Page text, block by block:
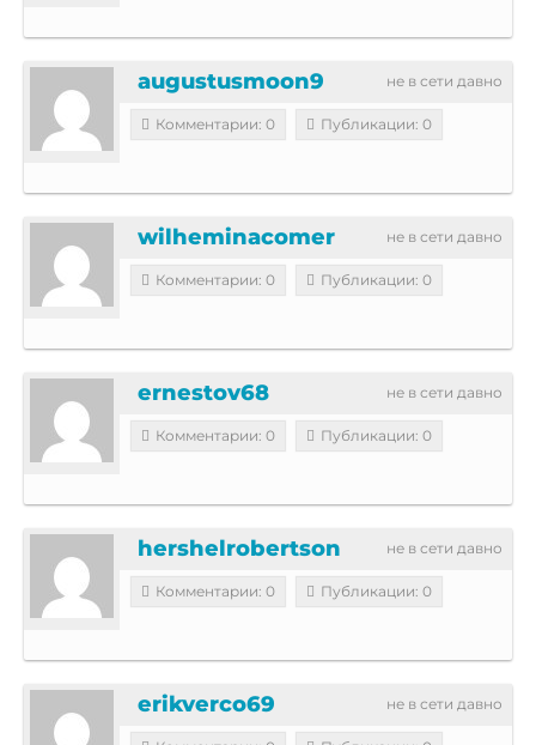
не в сети давно
augustusmoon9
Комментарии: 0 Публикации: 0
не в сети давно
wilheminacomer
Комментарии: 0 Публикации: 0
не в сети давно
ernestov68
Комментарии: 0 Публикации: 0
не в сети давно
hershelrobertson
Комментарии: 0 Публикации: 0
не в сети давно
erikverco69